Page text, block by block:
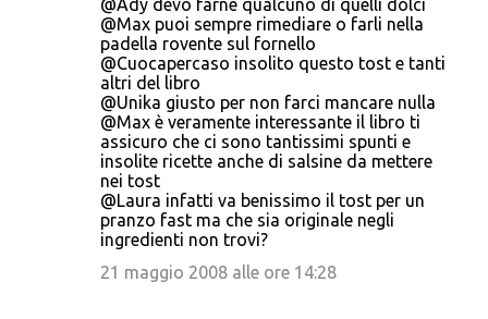
@Ady devo farne qualcuno di quelli dolci
@Max puoi sempre rimediare o farli nella
padella rovente sul fornello
@Cuocapercaso insolito questo tost e tanti
altri del libro
@Unika giusto per non farci mancare nulla
@Max è veramente interessante il libro ti
assicuro che ci sono tantissimi spunti e
insolite ricette anche di salsine da mettere
nei tost
@Laura infatti va benissimo il tost per un
pranzo fast ma che sia originale negli
ingredienti non trovi?
21 maggio 2008 alle ore 14:28